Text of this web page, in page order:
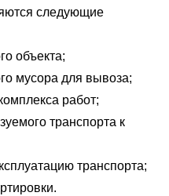
следующие
объекта;
мусора для вывоза;
работ;
транспорта к
транспорта;